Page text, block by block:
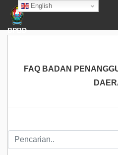
English
BPBD
FAQ BADAN